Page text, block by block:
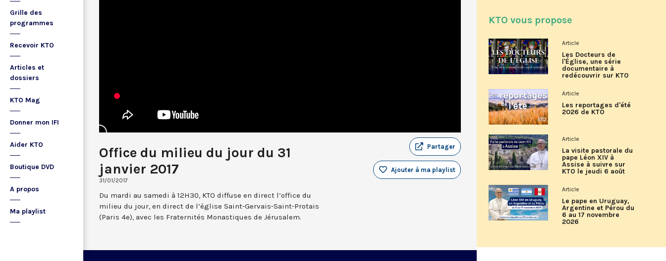
Grille des
programmes
Recevoir KTO
Articles et
dossiers
KTO Mag
Donner mon IFI
Aider KTO
Boutique DVD
A propos
Ma playlist
Office du milieu du jour du 31
janvier 2017
31/01/2017
Partager
Ajouter à ma playlist
Du mardi au samedi à 12H30, KTO diffuse en direct l’office du
milieu du jour, en direct de l’église Saint-Gervais-Saint-Protais
(Paris 4e), avec les Fraternités Monastiques de Jérusalem.
KTO vous propose
Article
Les Docteurs de
l'Église, une série
documentaire à
redécouvrir sur KTO
Article
Les reportages d'été
2026 de KTO
Article
La visite pastorale du
pape Léon XIV à
Assise à suivre sur
KTO le jeudi 6 août
Article
Le pape en Uruguay,
Argentine et Pérou du
6 au 17 novembre
2026